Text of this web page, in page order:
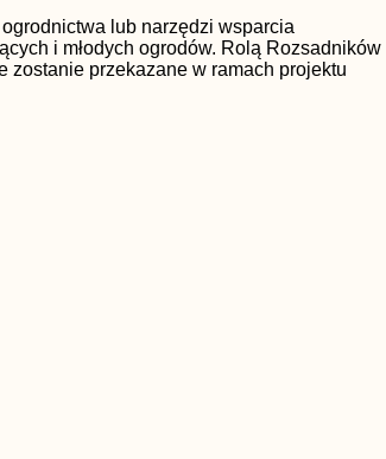
lub narzędzi wsparcia
i młodych ogrodów. Rolą Rozsadników
zostanie przekazane w ramach projektu